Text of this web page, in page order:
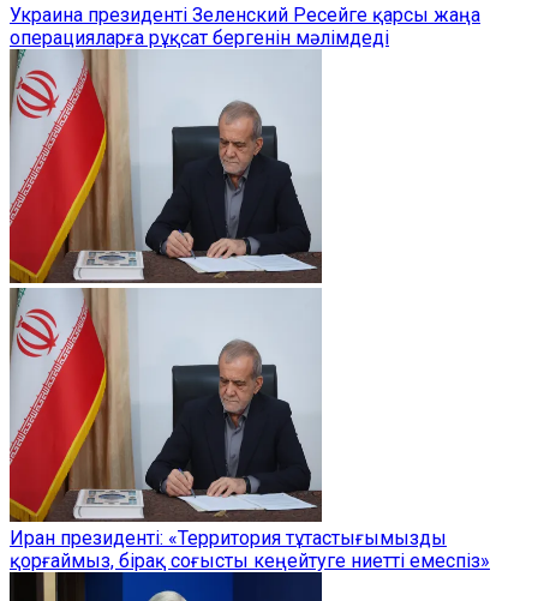
Украина президенті Зеленский Ресейге қарсы жаңа
операцияларға рұқсат бергенін мәлімдеді
Иран президенті: «Территория тұтастығымызды
қорғаймыз, бірақ соғысты кеңейтуге ниетті емеспіз»